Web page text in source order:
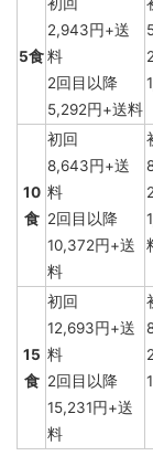
5食
初回
2,943円+送
料
2回目以降
5,292円+送料
10
食
初回
8,643円+送
料
2回目以降
10,372円+送
料
15
食
初回
12,693円+送
料
2回目以降
15,231円+送
料